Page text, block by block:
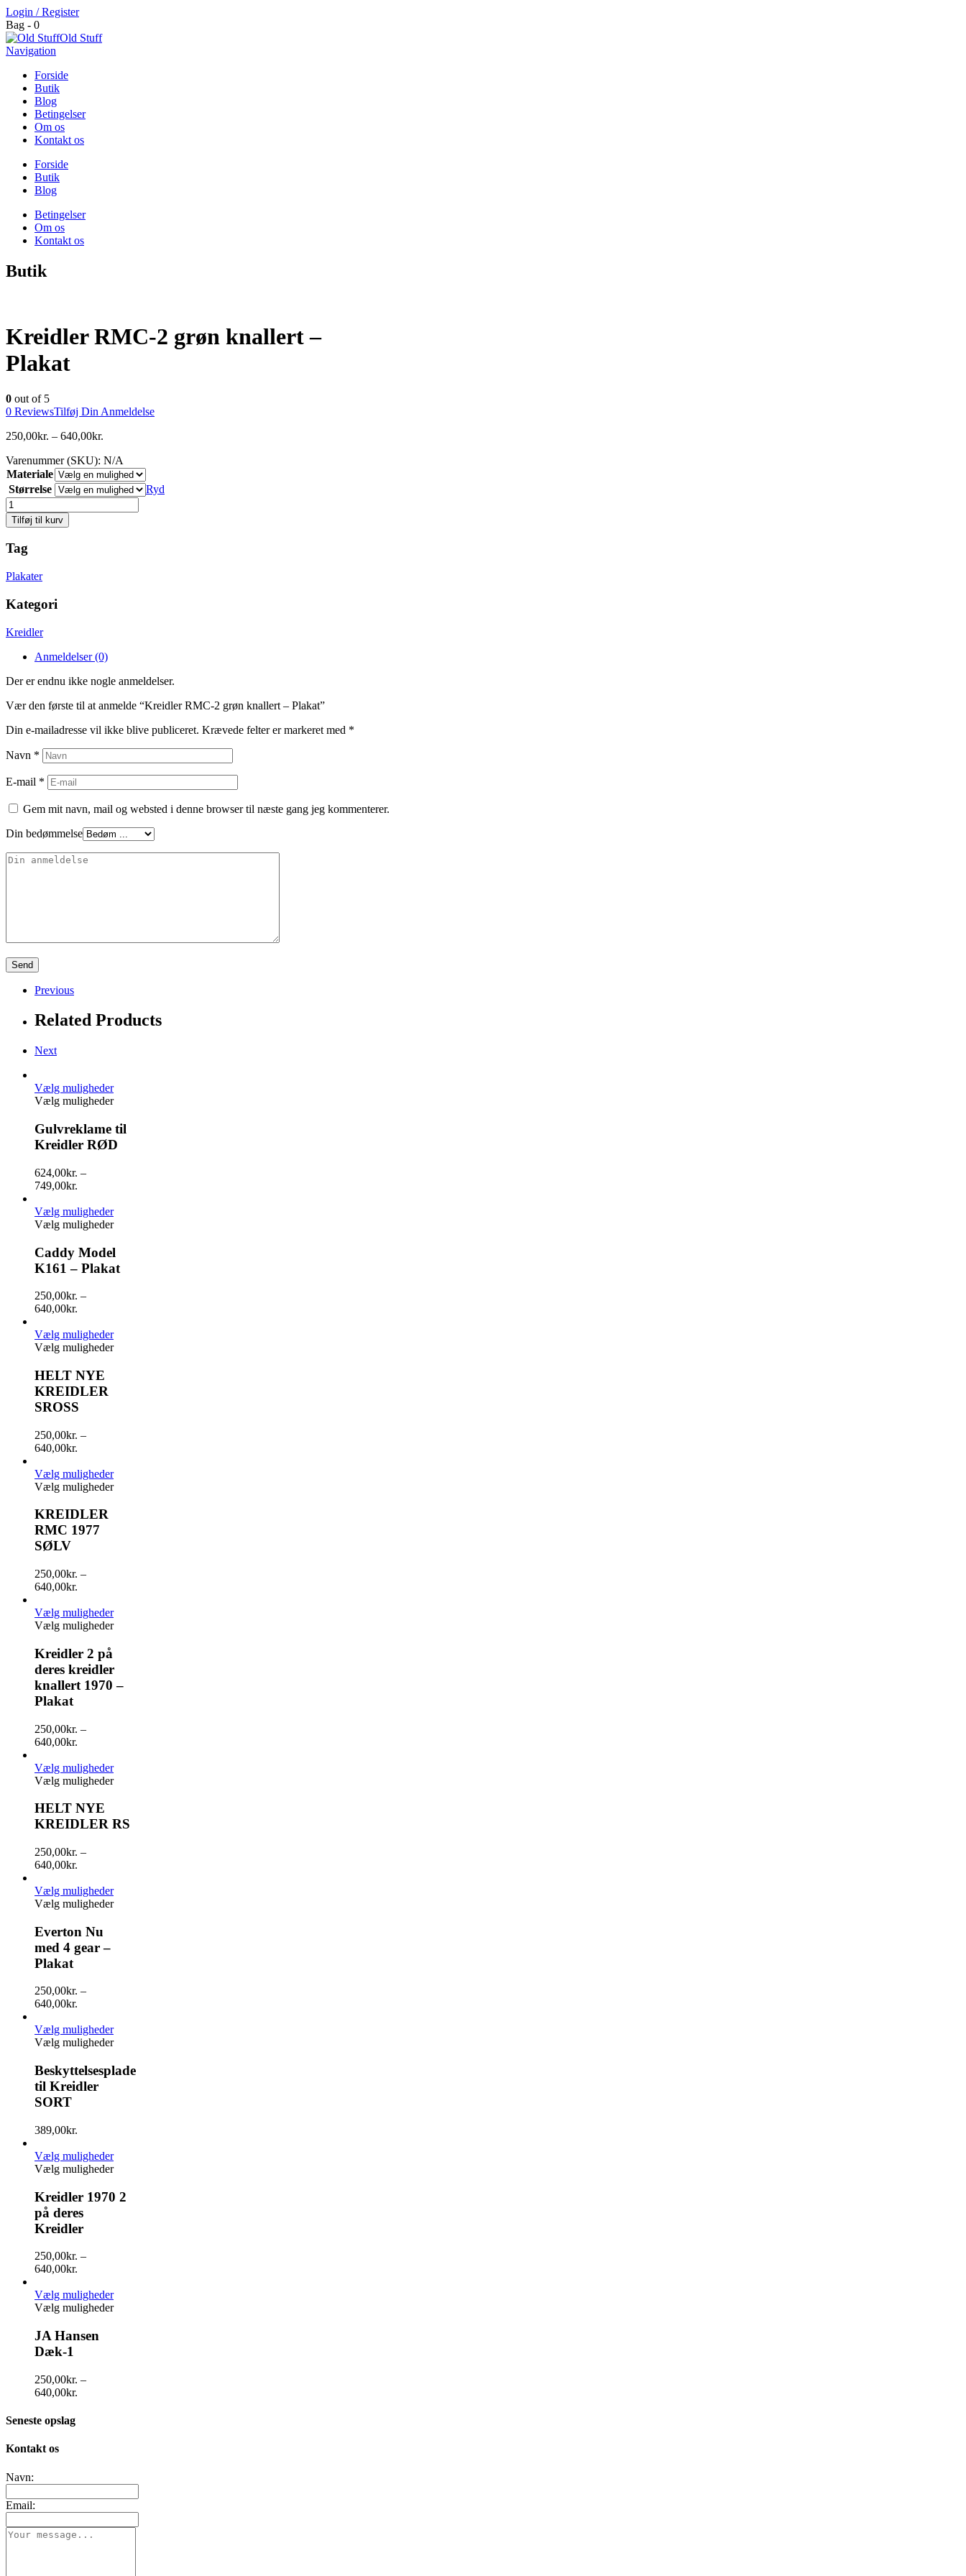
Login / Register
Bag - 0
Old Stuff
Navigation
Forside
Butik
Blog
Betingelser
Om os
Kontakt os
Forside
Butik
Blog
Betingelser
Om os
Kontakt os
Butik
Kreidler RMC-2 grøn knallert –
Plakat
0 out of 5
0 ReviewsTilføj Din Anmeldelse
250,00kr. – 640,00kr.
Varenummer (SKU): N/A
Materiale
Størrelse
Ryd
Antal
Tilføj til kurv
Tag
Plakater
Kategori
Kreidler
Anmeldelser (0)
Der er endnu ikke nogle anmeldelser.
Vær den første til at anmelde “Kreidler RMC-2 grøn knallert – Plakat”
Din e-mailadresse vil ikke blive publiceret. Krævede felter er markeret med *
Navn *
E-mail *
Gem mit navn, mail og websted i denne browser til næste gang jeg kommenterer.
Din bedømmelse
Previous
Related Products
Next
Vælg muligheder
Vælg muligheder
Gulvreklame til
Kreidler RØD
624,00kr. –
749,00kr.
Vælg muligheder
Vælg muligheder
Caddy Model
K161 – Plakat
250,00kr. –
640,00kr.
Vælg muligheder
Vælg muligheder
HELT NYE
KREIDLER
SROSS
250,00kr. –
640,00kr.
Vælg muligheder
Vælg muligheder
KREIDLER
RMC 1977
SØLV
250,00kr. –
640,00kr.
Vælg muligheder
Vælg muligheder
Kreidler 2 på
deres kreidler
knallert 1970 –
Plakat
250,00kr. –
640,00kr.
Vælg muligheder
Vælg muligheder
HELT NYE
KREIDLER RS
250,00kr. –
640,00kr.
Vælg muligheder
Vælg muligheder
Everton Nu
med 4 gear –
Plakat
250,00kr. –
640,00kr.
Vælg muligheder
Vælg muligheder
Beskyttelsesplade
til Kreidler
SORT
389,00kr.
Vælg muligheder
Vælg muligheder
Kreidler 1970 2
på deres
Kreidler
250,00kr. –
640,00kr.
Vælg muligheder
Vælg muligheder
JA Hansen
Dæk-1
250,00kr. –
640,00kr.
Seneste opslag
Kontakt os
Navn:
Email: